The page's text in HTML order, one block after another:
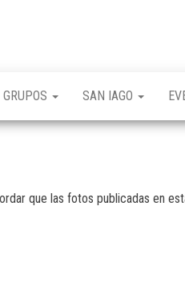
GRUPOS SAN IAGO
que las fotos publicadas en